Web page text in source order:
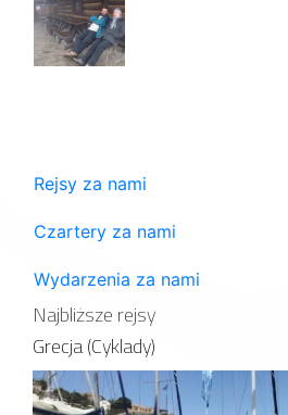
Rejsy za nami
Czartery za nami
Wydarzenia za nami
Najbliższe rejsy
Grecja (Cyklady)